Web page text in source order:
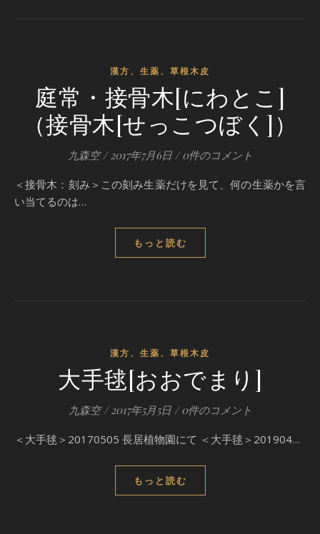
漢方、生薬、草根木皮
庭常・接骨木[にわとこ]
（接骨木[せっこつぼく]）
九森空 / 2017年7月6日 / 0件のコメント
＜接骨木：刻み＞この刻み生薬だけを見て、何の生薬かを言
い当てるのは…
もっと読む
漢方、生薬、草根木皮
大手毬[おおでまり]
九森空 / 2017年5月5日 / 0件のコメント
＜大手毬＞20170505 長居植物園にて ＜大手毬＞201904…
もっと読む